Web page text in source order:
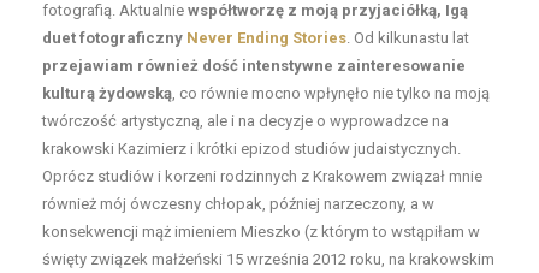
fotografią. Aktualnie współtworzę z moją przyjaciółką, Igą
duet fotograficzny Never Ending Stories. Od kilkunastu lat
przejawiam również dość intenstywne zainteresowanie
kulturą żydowską, co równie mocno wpłynęło nie tylko na moją
twórczość artystyczną, ale i na decyzje o wyprowadzce na
krakowski Kazimierz i krótki epizod studiów judaistycznych.
Oprócz studiów i korzeni rodzinnych z Krakowem związał mnie
również mój ówczesny chłopak, później narzeczony, a w
konsekwencji mąż imieniem Mieszko (z którym to wstąpiłam w
święty związek małżeński 15 września 2012 roku, na krakowskim